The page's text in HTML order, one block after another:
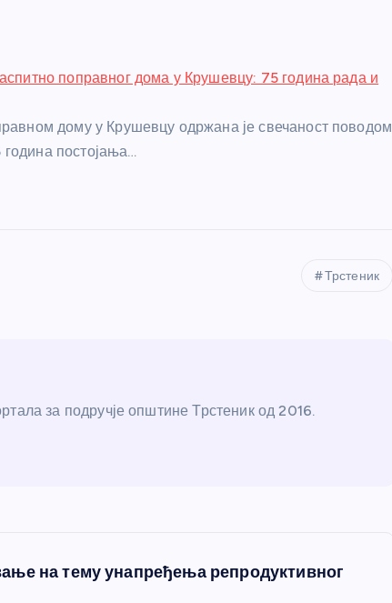
поправног дома у Крушевцу: 75 година рада и
дому у Крушевцу одржана је свечаност поводом
постојања…
Трстеник
за подручје општине Трстеник од 2016.
на тему унапређења репродуктивног